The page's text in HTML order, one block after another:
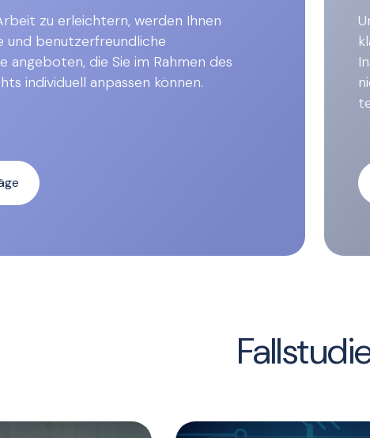
zu erleichtern, werden Ihnen
und benutzerfreundliche
angeboten, die Sie im Rahmen des
individuell anpassen können.